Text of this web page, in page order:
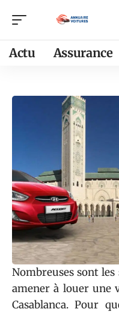
Actu Assurance
Nombreuses sont
amener à louer une
Casablanca. Pour